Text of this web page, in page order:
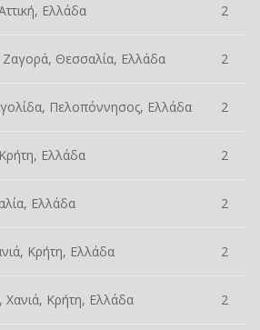
Ελλάδα 2
Ζαγορά, Θεσσαλία, Ελλάδα 2
Πελοπόννησος, Ελλάδα 2
Ελλάδα 2
Ελλάδα 2
Κρήτη, Ελλάδα 2
Κρήτη, Ελλάδα 2